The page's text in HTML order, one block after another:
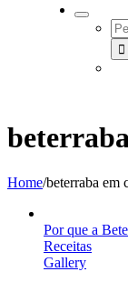
Home/beterraba em
Por que a
Receitas
Gallery